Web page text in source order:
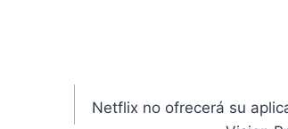
Netflix no ofrecerá su